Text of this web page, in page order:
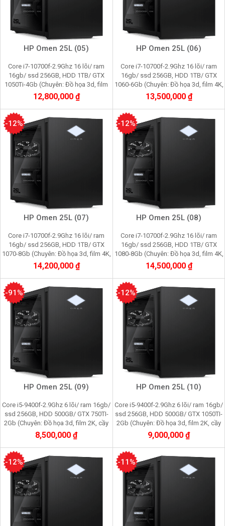
HP Omen 25L (05)
Core i7-10700f-2.9Ghz 16 lõi/ ram
16gb/ ssd 256GB, HDD 1TB/ GTX
1050Ti-4Gb (Chuyên: Đồ họa 3d, film
2K, cầy Pi node, youtube, facebook,
gaming)
12,800,000 ₫
HP Omen 25L (06)
Core i7-10700f-2.9Ghz 16 lõi/ ram
16gb/ ssd 256GB, HDD 1TB/ GTX
1060-6Gb (Chuyên: Đồ họa 3d, film 4K,
cầy Pi node, youtube, facebook,
gaming)
13,500,000 ₫
HP Omen 25L (07)
Core i7-10700f-2.9Ghz 16 lõi/ ram
16gb/ ssd 256GB, HDD 1TB/ GTX
1070-8Gb (Chuyên: Đồ họa 3d, film 4K,
cầy Pi node, youtube, facebook,
gaming)
14,200,000 ₫
-12%
HP Omen 25L (08)
Core i7-10700f-2.9Ghz 16 lõi/ ram
16gb/ ssd 256GB, HDD 1TB/ GTX
1080-8Gb (Chuyên: Đồ họa 3d, film 4K,
cầy Pi node, youtube, facebook,
gaming)
14,500,000 ₫
-12%
HP Omen 25L (09)
Core i5-9400f-2.9Ghz 6 lõi/ ram 16gb/
ssd 256GB, HDD 500GB/ GTX 750TI-
2Gb (Chuyên: Đồ họa 3d, film 2K, cầy
Pi node, youtube, facebook, gaming)
8,500,000 ₫
-91%
HP Omen 25L (10)
Core i5-9400f-2.9Ghz 6 lõi/ ram 16gb/
ssd 256GB, HDD 500GB/ GTX 1050TI-
2Gb (Chuyên: Đồ họa 3d, film 2K, cầy
Pi node, youtube, facebook, gaming)
9,000,000 ₫
-12%
-12% -11%